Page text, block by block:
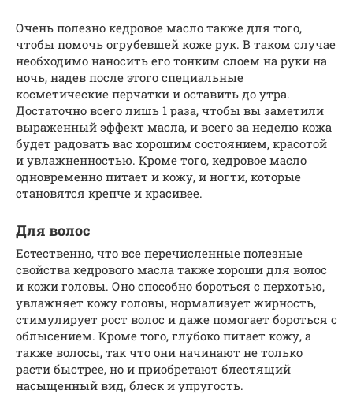
Очень полезно кедровое масло также для того,
чтобы помочь огрубевшей коже рук. В таком случае
необходимо наносить его тонким слоем на руки на
ночь, надев после этого специальные
косметические перчатки и оставить до утра.
Достаточно всего лишь 1 раза, чтобы вы заметили
выраженный эффект масла, и всего за неделю кожа
будет радовать вас хорошим состоянием, красотой
и увлажненностью. Кроме того, кедровое масло
одновременно питает и кожу, и ногти, которые
становятся крепче и красивее.
Для волос
Естественно, что все перечисленные полезные
свойства кедрового масла также хороши для волос
и кожи головы. Оно способно бороться с перхотью,
увлажняет кожу головы, нормализует жирность,
стимулирует рост волос и даже помогает бороться с
облысением. Кроме того, глубоко питает кожу, а
также волосы, так что они начинают не только
расти быстрее, но и приобретают блестящий
насыщенный вид, блеск и упругость.